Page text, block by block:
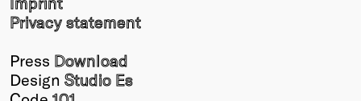
Privacy statement
Press Download
Design Studio Es